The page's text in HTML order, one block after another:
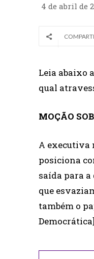
4 de abril de
Leia abaixo
qual
MOÇÃO
A executiva
posiciona
saída para
que
também o